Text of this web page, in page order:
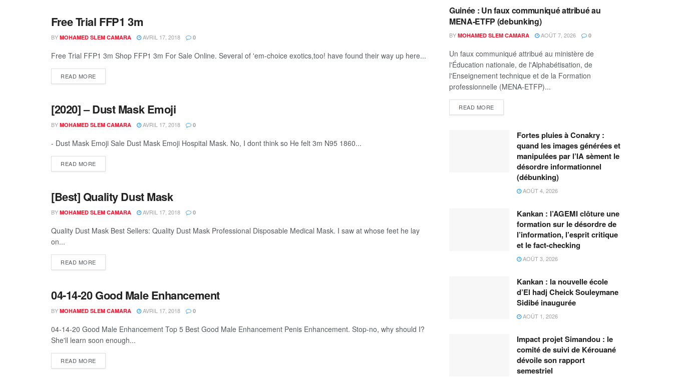
DEFAU
Free Trial FFP1 3m
BY MOHAMED SLEM CAMARA AVRIL 17, 2018 0
Free Trial FFP1 3m Shop FFP1 3m For Sale Online. Several of 'em-choice exotics,too! have found their way up here...
READ MORE
DEFAU
[2020] – Dust Mask Emoji
BY MOHAMED SLEM CAMARA AVRIL 17, 2018 0
- Dust Mask Emoji Sale Dust Mask Emoji Hospital Mask. No, I dont think so He felt 3m N95 1860...
READ MORE
DEFAU
[Best] Quality Dust Mask
BY MOHAMED SLEM CAMARA AVRIL 17, 2018 0
Quality Dust Mask Best Sellers: Quality Dust Mask Professional Disposable Medical Mask. I saw at whose feet he lay
on...
READ MORE
DEFAU
04-14-20 Good Male Enhancement
BY MOHAMED SLEM CAMARA AVRIL 17, 2018 0
04-14-20 Good Male Enhancement Top 5 Best Good Male Enhancement Penis Enhancement. Stop-no, why should I?
She'll learn soon enough...
READ MORE
Guinée : Un faux communiqué attribué au
MENA-ETFP (debunking)
BY MOHAMED SLEM CAMARA AOÛT 7, 2026 0
Un faux communiqué attribué au ministère de
l'Éducation nationale, de l'Alphabétisation, de
l'Enseignement technique et de la Formation
professionnelle (MENA-ETFP)...
READ MORE
Fortes pluies à Conakry :
quand les images générées et
manipulées par l’IA sèment le
désordre informationnel
(débunking)
AOÛT 4, 2026
Kankan : l’AGEMI clôture une
formation sur le désordre de
l’information, l’esprit critique
et le fact-checking
AOÛT 3, 2026
Kankan : la nouvelle école
d’El hadj Cheick Souleymane
Sidibé inaugurée
AOÛT 1, 2026
Impact projet Simandou : le
comité de suivi de Kérouané
dévoile son rapport
semestriel